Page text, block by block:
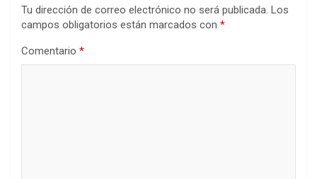
Tu dirección de correo electrónico no será publicada. Los
campos obligatorios están marcados con *
Comentario *